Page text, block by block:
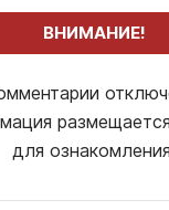
ВНИМАНИЕ!
для